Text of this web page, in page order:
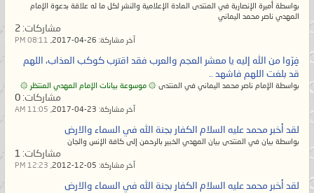
بواسطة أميرة الإنصارية في المنتدى المادة الإعلامية والنشر لكل ما له علاقة بدعوة الإمام
المهدي ناصر محمد اليماني
مشاركات:
آخر مشاركة: 08:11 PM
فِرّوا من الله إليه يا معشر العجم والعرب فقد اقترب كوكب العذاب، اللهم
قد بلغت اللهم فاشهد ..
بواسطة الإمام ناصر محمد اليماني في المنتدى ۞ موسوعة بيانات الإمام المهدي المنتظر ۞
مشاركات:
آخر مشاركة: 11:05 AM
لقد أخبر محمد عليه السلام الكفار بجنة الله في السماء والارض
بواسطة بيان في المنتدى بيان المهدي الخبير بالرحمن إلى كافة الإنس والجان
مشاركات:
آخر مشاركة: 12:23 PM
لقد أخبر محمد عليه السلام الكفار بجنة الله في السماء والارض